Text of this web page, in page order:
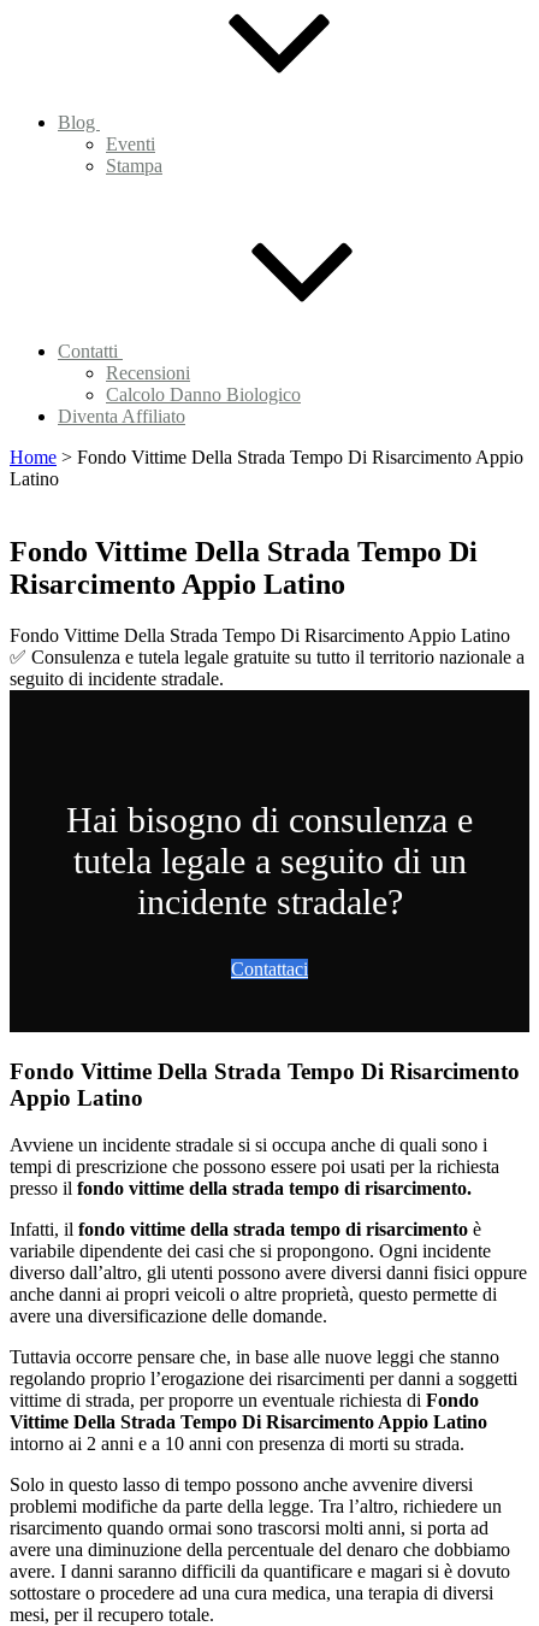
Blog
Eventi
Stampa
Contatti
Recensioni
Calcolo Danno Biologico
Diventa Affiliato
Home > Fondo Vittime Della Strada Tempo Di Risarcimento Appio
Latino
Fondo Vittime Della Strada Tempo Di
Risarcimento Appio Latino
Fondo Vittime Della Strada Tempo Di Risarcimento Appio Latino
✅ Consulenza e tutela legale gratuite su tutto il territorio nazionale a
seguito di incidente stradale.
Hai bisogno di consulenza e
tutela legale a seguito di un
incidente stradale?
Contattaci
Fondo Vittime Della Strada Tempo Di Risarcimento
Appio Latino
Avviene un incidente stradale si si occupa anche di quali sono i
tempi di prescrizione che possono essere poi usati per la richiesta
presso il fondo vittime della strada tempo di risarcimento.
Infatti, il fondo vittime della strada tempo di risarcimento è
variabile dipendente dei casi che si propongono. Ogni incidente
diverso dall’altro, gli utenti possono avere diversi danni fisici oppure
anche danni ai propri veicoli o altre proprietà, questo permette di
avere una diversificazione delle domande.
Tuttavia occorre pensare che, in base alle nuove leggi che stanno
regolando proprio l’erogazione dei risarcimenti per danni a soggetti
vittime di strada, per proporre un eventuale richiesta di Fondo
Vittime Della Strada Tempo Di Risarcimento Appio Latino
intorno ai 2 anni e a 10 anni con presenza di morti su strada.
Solo in questo lasso di tempo possono anche avvenire diversi
problemi modifiche da parte della legge. Tra l’altro, richiedere un
risarcimento quando ormai sono trascorsi molti anni, si porta ad
avere una diminuzione della percentuale del denaro che dobbiamo
avere. I danni saranno difficili da quantificare e magari si è dovuto
sottostare o procedere ad una cura medica, una terapia di diversi
mesi, per il recupero totale.